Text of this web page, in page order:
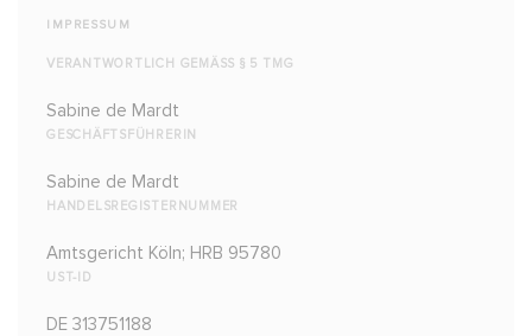
IMPRESSUM
VERANTWORTLICH GEMÄSS § 5 TMG
Sabine de Mardt
GESCHÄFTSFÜHRERIN
Sabine de Mardt
HANDELSREGISTERNUMMER
Amtsgericht Köln; HRB 95780
UST-ID
DE 313751188